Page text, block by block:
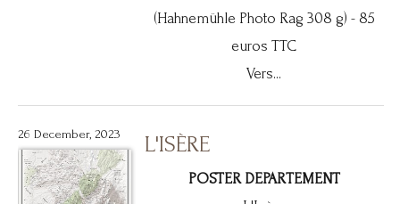
(Hahnemühle Photo Rag 308 g) - 85
euros TTC
Vers...
26 December, 2023 L'ISÈRE
POSTER DEPARTEMENT